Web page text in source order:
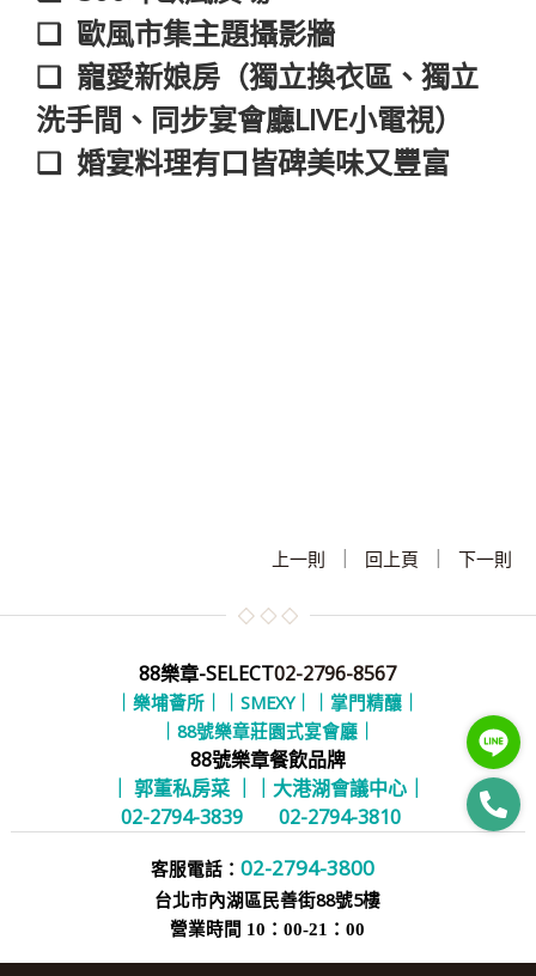
❑ 歐風市集主題攝影牆
❑ 寵愛新娘房（獨立換衣區、獨立
洗手間、同步宴會廳LIVE小電視）
❑ 婚宴料理有口皆碑美味又豐富
上一則 | 回上頁 | 下一則
88樂章-SELECT02-2796-8567
｜樂埔薈所｜ ｜SMEXY｜
｜掌門精釀｜
｜88號樂章莊園式宴會廳｜
88號樂章餐飲品牌
｜ 郭董私房菜 ｜
02-2794-3839
｜大港湖會議中心｜
02-2794-3810
客服電話：02-2794-3800
台北市內湖區民善街88號5樓
營業時間 10：00-21：00